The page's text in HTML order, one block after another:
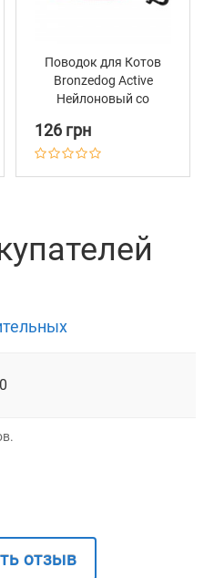
Поводок для Котов
Bronzedog Active
Нейлоновый со
Красный
126 грн
отзыв